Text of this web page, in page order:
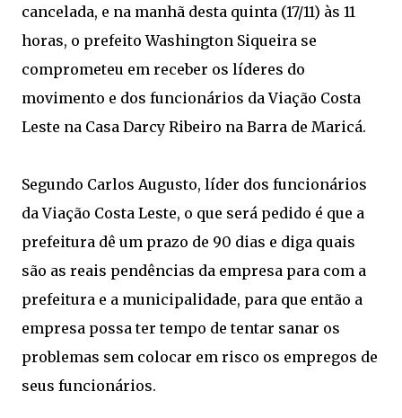
cancelada, e na manhã desta quinta (17/11) às 11
horas, o prefeito Washington Siqueira se
comprometeu em receber os líderes do
movimento e dos funcionários da Viação Costa
Leste na Casa Darcy Ribeiro na Barra de Maricá.
Segundo Carlos Augusto, líder dos funcionários
da Viação Costa Leste, o que será pedido é que a
prefeitura dê um prazo de 90 dias e diga quais
são as reais pendências da empresa para com a
prefeitura e a municipalidade, para que então a
empresa possa ter tempo de tentar sanar os
problemas sem colocar em risco os empregos de
seus funcionários.